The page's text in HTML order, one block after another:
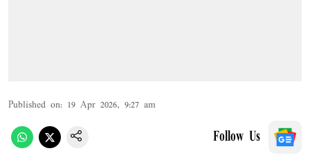
Published on: 19 Apr 2026, 9:27 am
Follow Us